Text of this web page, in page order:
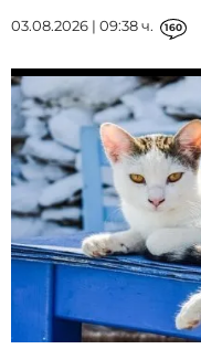
03.08.2026 | 09:38 ч. 160